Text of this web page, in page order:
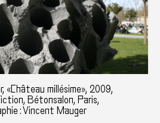
«Château millésime», 2009,
Bétonsalon, Paris,
: Vincent Mauger